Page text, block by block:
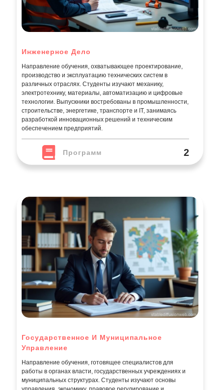
Инженерное Дело
Направление обучения, охватывающее проектирование,
производство и эксплуатацию технических систем в
различных отраслях. Студенты изучают механику,
электротехнику, материалы, автоматизацию и цифровые
технологии. Выпускники востребованы в промышленности,
строительстве, энергетике, транспорте и IT, занимаясь
разработкой инновационных решений и техническим
обеспечением предприятий.
Программ 2
Государственное И Муниципальное
Управление
Направление обучения, готовящее специалистов для
работы в органах власти, государственных учреждениях и
муниципальных структурах. Студенты изучают основы